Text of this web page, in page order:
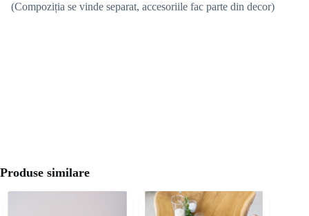
(Compoziția se vinde separat, accesoriile fac parte din decor)
Produse similare